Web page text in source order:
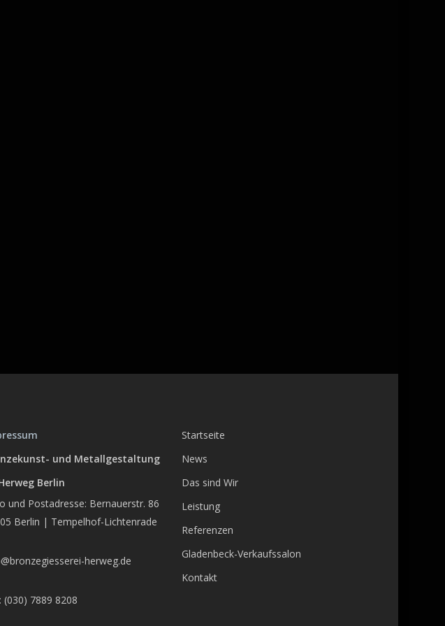
und Metallgestaltung
Berlin
und Postadresse: Bernauerstr. 86
Berlin | Tempelhof-Lichtenrade
herweg.de
(030) 7889 8208
Startseite
News
Das sind Wir
Leistung
Referenzen
Gladenbeck-Verkaufssalon
Kontakt